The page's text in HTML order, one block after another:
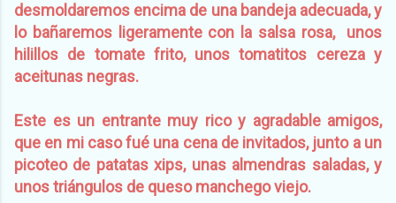
desmoldaremos encima de una bandeja adecuada, y
lo bañaremos ligeramente con la salsa rosa, unos
hilillos de tomate frito, unos tomatitos cereza y
aceitunas negras.
Este es un entrante muy rico y agradable amigos,
que en mi caso fué una cena de invitados, junto a un
picoteo de patatas xips, unas almendras saladas, y
unos triángulos de queso manchego viejo.